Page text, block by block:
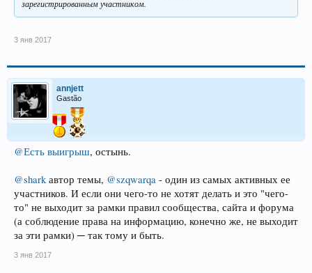
зарегистрированным участником.
3 янв 2017
annjett
Gastão
@Есть выигрыш, остынь.
@sharkавтор темы, @szqwarqa - один из самых активных ее
участников. И если они чего-то не хотят делать и это "чего-
то" не выходит за рамки правил сообщества, сайта и форума
(а соблюдение права на информацию, конечно же, не выходит
за эти рамки) ─ так тому и быть.
3 янв 2017